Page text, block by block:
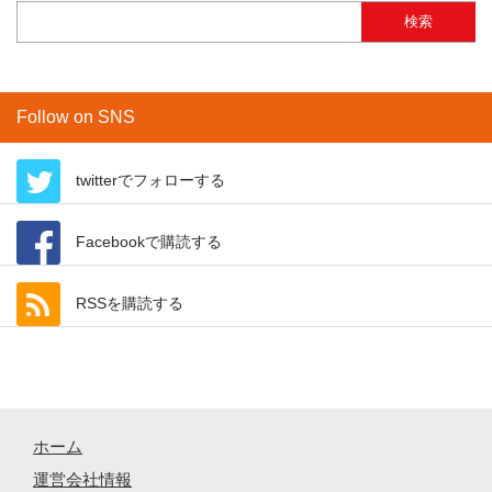
Follow on SNS
twitterでフォローする
Facebookで購読する
RSSを購読する
ホーム
運営会社情報